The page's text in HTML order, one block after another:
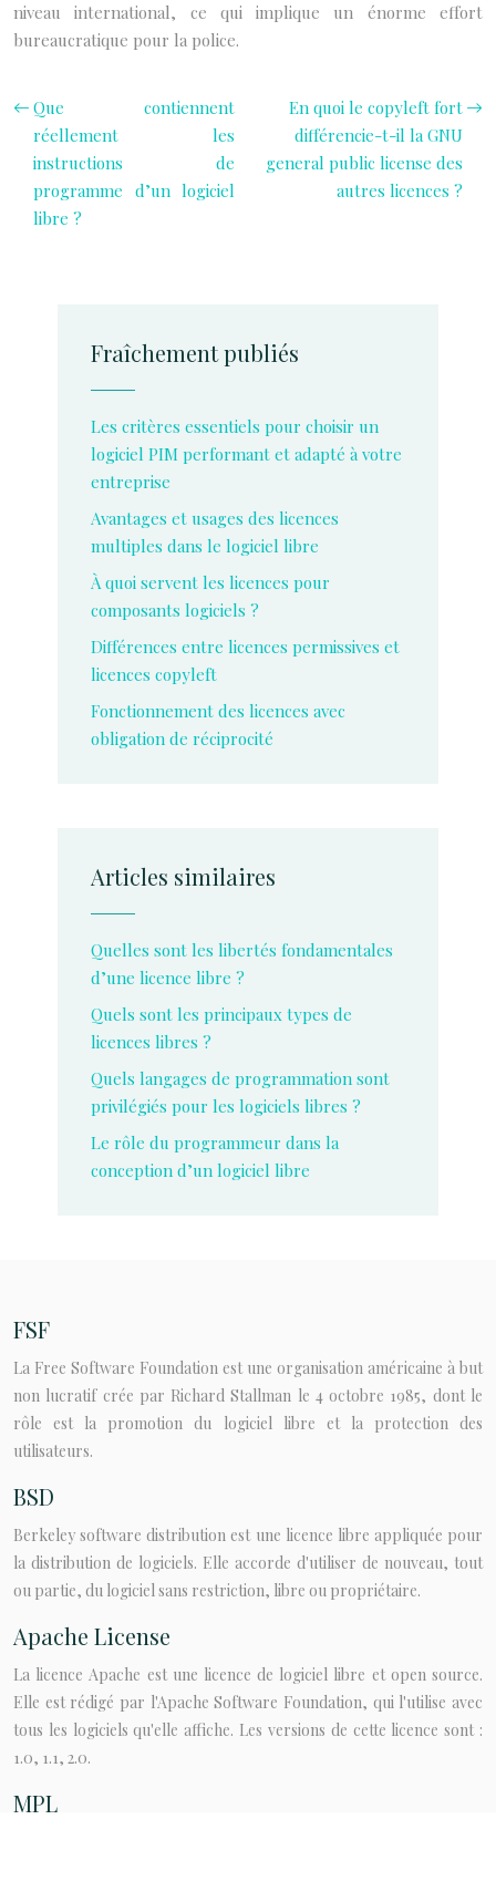
niveau international, ce qui implique un énorme effort
bureaucratique pour la police.
Que contiennent
réellement les
instructions de
programme d’un logiciel
libre ?
En quoi le copyleft fort
différencie-t-il la GNU
general public license des
autres licences ?
Fraîchement publiés
Les critères essentiels pour choisir un
logiciel PIM performant et adapté à votre
entreprise
Avantages et usages des licences
multiples dans le logiciel libre
À quoi servent les licences pour
composants logiciels ?
Différences entre licences permissives et
licences copyleft
Fonctionnement des licences avec
obligation de réciprocité
Articles similaires
Quelles sont les libertés fondamentales
d’une licence libre ?
Quels sont les principaux types de
licences libres ?
Quels langages de programmation sont
privilégiés pour les logiciels libres ?
Le rôle du programmeur dans la
conception d’un logiciel libre
FSF
La Free Software Foundation est une organisation américaine à but
non lucratif crée par Richard Stallman le 4 octobre 1985, dont le
rôle est la promotion du logiciel libre et la protection des
utilisateurs.
BSD
Berkeley software distribution est une licence libre appliquée pour
la distribution de logiciels. Elle accorde d'utiliser de nouveau, tout
ou partie, du logiciel sans restriction, libre ou propriétaire.
Apache License
La licence Apache est une licence de logiciel libre et open source.
Elle est rédigé par l'Apache Software Foundation, qui l'utilise avec
tous les logiciels qu'elle affiche. Les versions de cette licence sont :
1.0, 1.1, 2.0.
MPL